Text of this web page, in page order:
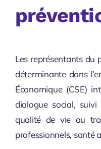
Les représentants du
déterminante dans
Économique (CSE)
dialogue social,
qualité de vie au
professionnels, santé